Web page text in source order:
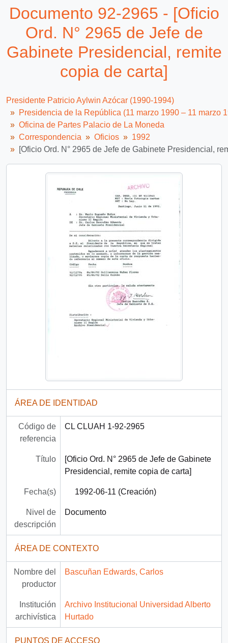
92-2968 - [Oficio Ord. N° 2968 de Jefe de Gabinete Presidencial, remite copia de carta]
Documento 92-2969 - [Oficio Ord. N° 2969 de Jefe de Gabinete Presidencial, remite copia de carta]
170 más...
Documento 92-2965 - [Oficio
Ord. N° 2965 de Jefe de
Gabinete Presidencial, remite
copia de carta]
Presidente Patricio Aylwin Azócar (1990-1994)
Presidencia de la República (11 marzo 1990 – 11 marzo
Oficina de Partes Palacio de La Moneda
Correspondencia
Oficios
1992
[Oficio Ord. N° 2965 de Jefe de Gabinete Presidencial,
ÁREA DE IDENTIDAD
Código de
referencia
CL CLUAH 1-92-2965
Título
[Oficio Ord. N° 2965 de Jefe de Gabinete
Presidencial, remite copia de carta]
Fecha(s) 1992-06-11 (Creación)
Nivel de
descripción
Documento
ÁREA DE CONTEXTO
Nombre del
productor
Bascuñan Edwards, Carlos
Institución
archivística
Archivo Institucional Universidad Alberto
Hurtado
PUNTOS DE ACCESO